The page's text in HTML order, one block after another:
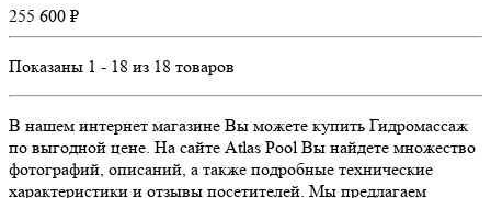
255 600 ₽
Показаны 1 - 18 из 18 товаров
В нашем интернет магазине Вы можете купить Гидромассаж
по выгодной цене. На сайте Atlas Pool Вы найдете множество
фотографий, описаний, а также подробные технические
характеристики и отзывы посетителей. Мы предлагаем